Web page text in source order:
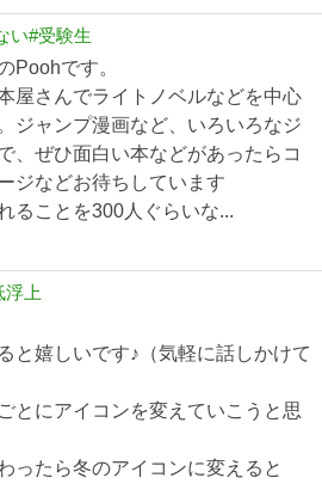
い#受験生
Poohです。
屋さんでライトノベルなどを中心
ジャンプ漫画など、いろいろなジ
、ぜひ面白い本などがあったらコ
ジなどお待ちしています
ることを300人ぐらいな...
上
と嬉しいです♪（気軽に話しかけて
とにアイコンを変えていこうと思
ったら冬のアイコンに変えると